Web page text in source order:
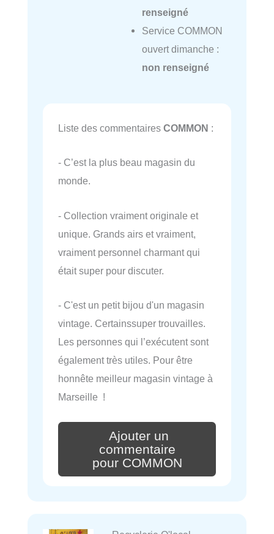
renseigné
Service COMMON
ouvert dimanche :
non renseigné
Liste des commentaires COMMON :
- C’est la plus beau magasin du
monde.
- Collection vraiment originale et
unique. Grands airs et vraiment,
vraiment personnel charmant qui
était super pour discuter.
- C'est un petit bijou d'un magasin
vintage. Certainssuper trouvailles.
Les personnes qui l’exécutent sont
également très utiles. Pour être
honnête meilleur magasin vintage à
Marseille !
Ajouter un
commentaire
pour COMMON